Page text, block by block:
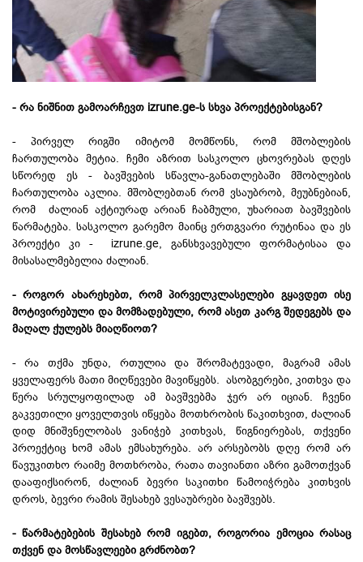
- რა ნიშნით გამოარჩევთ izrune.ge-ს სხვა პროექტებისგან?
- პირველ რიგში იმიტომ მომწონს, რომ მშობლების
ჩართულობა მეტია. ჩემი აზრით სასკოლო ცხოვრებას დღეს
სწორედ ეს - ბავშვების სწავლა-განათლებაში მშობლების
ჩართულობა აკლია. მშობლებთან რომ ვსაუბრობ, მეუბნებიან,
რომ ძალიან აქტიურად არიან ჩაბმული, უხარიათ ბავშვების
წარმატება. სასკოლო გარემო მაინც ერთგვარი რუტინაა და ეს
პროექტი კი - izrune.ge, განსხვავებული ფორმატისაა და
მისასალმებელია ძალიან.
- როგორ ახარეხებთ, რომ პირველკლასელები გყავდეთ ისე
მოტივირებული და მომზადებული, რომ ასეთ კარგ შედეგებს და
მაღალ ქულებს მიაღწიოთ?
- რა თქმა უნდა, რთულია და შრომატევადი, მაგრამ ამას
ყველაფერს მათი მიღწევები მავიწყებს. ასობგერები, კითხვა და
წერა სრულყოფილად ამ ბავშვებმა ჯერ არ იციან. ჩვენი
გაკვეთილი ყოველთვის იწყება მოთხრობის წაკითხვით, ძალიან
დიდ მნიშვნელობას ვანიჭებ კითხვას, წიგნიერებას, თქვენი
პროექტიც ხომ ამას ემსახურება. არ არსებობს დღე რომ არ
წავუკითხო რაიმე მოთხრობა, რათა თავიანთი აზრი გამოთქვან
დააფიქსირონ, ძალიან ბევრი საკითხი წამოიჭრება კითხვის
დროს, ბევრი რამის შესახებ ვესაუბრები ბავშვებს.
- წარმატებების შესახებ რომ იგებთ, როგორია ემოცია რასაც
თქვენ და მოსწავლეები გრძნობთ?